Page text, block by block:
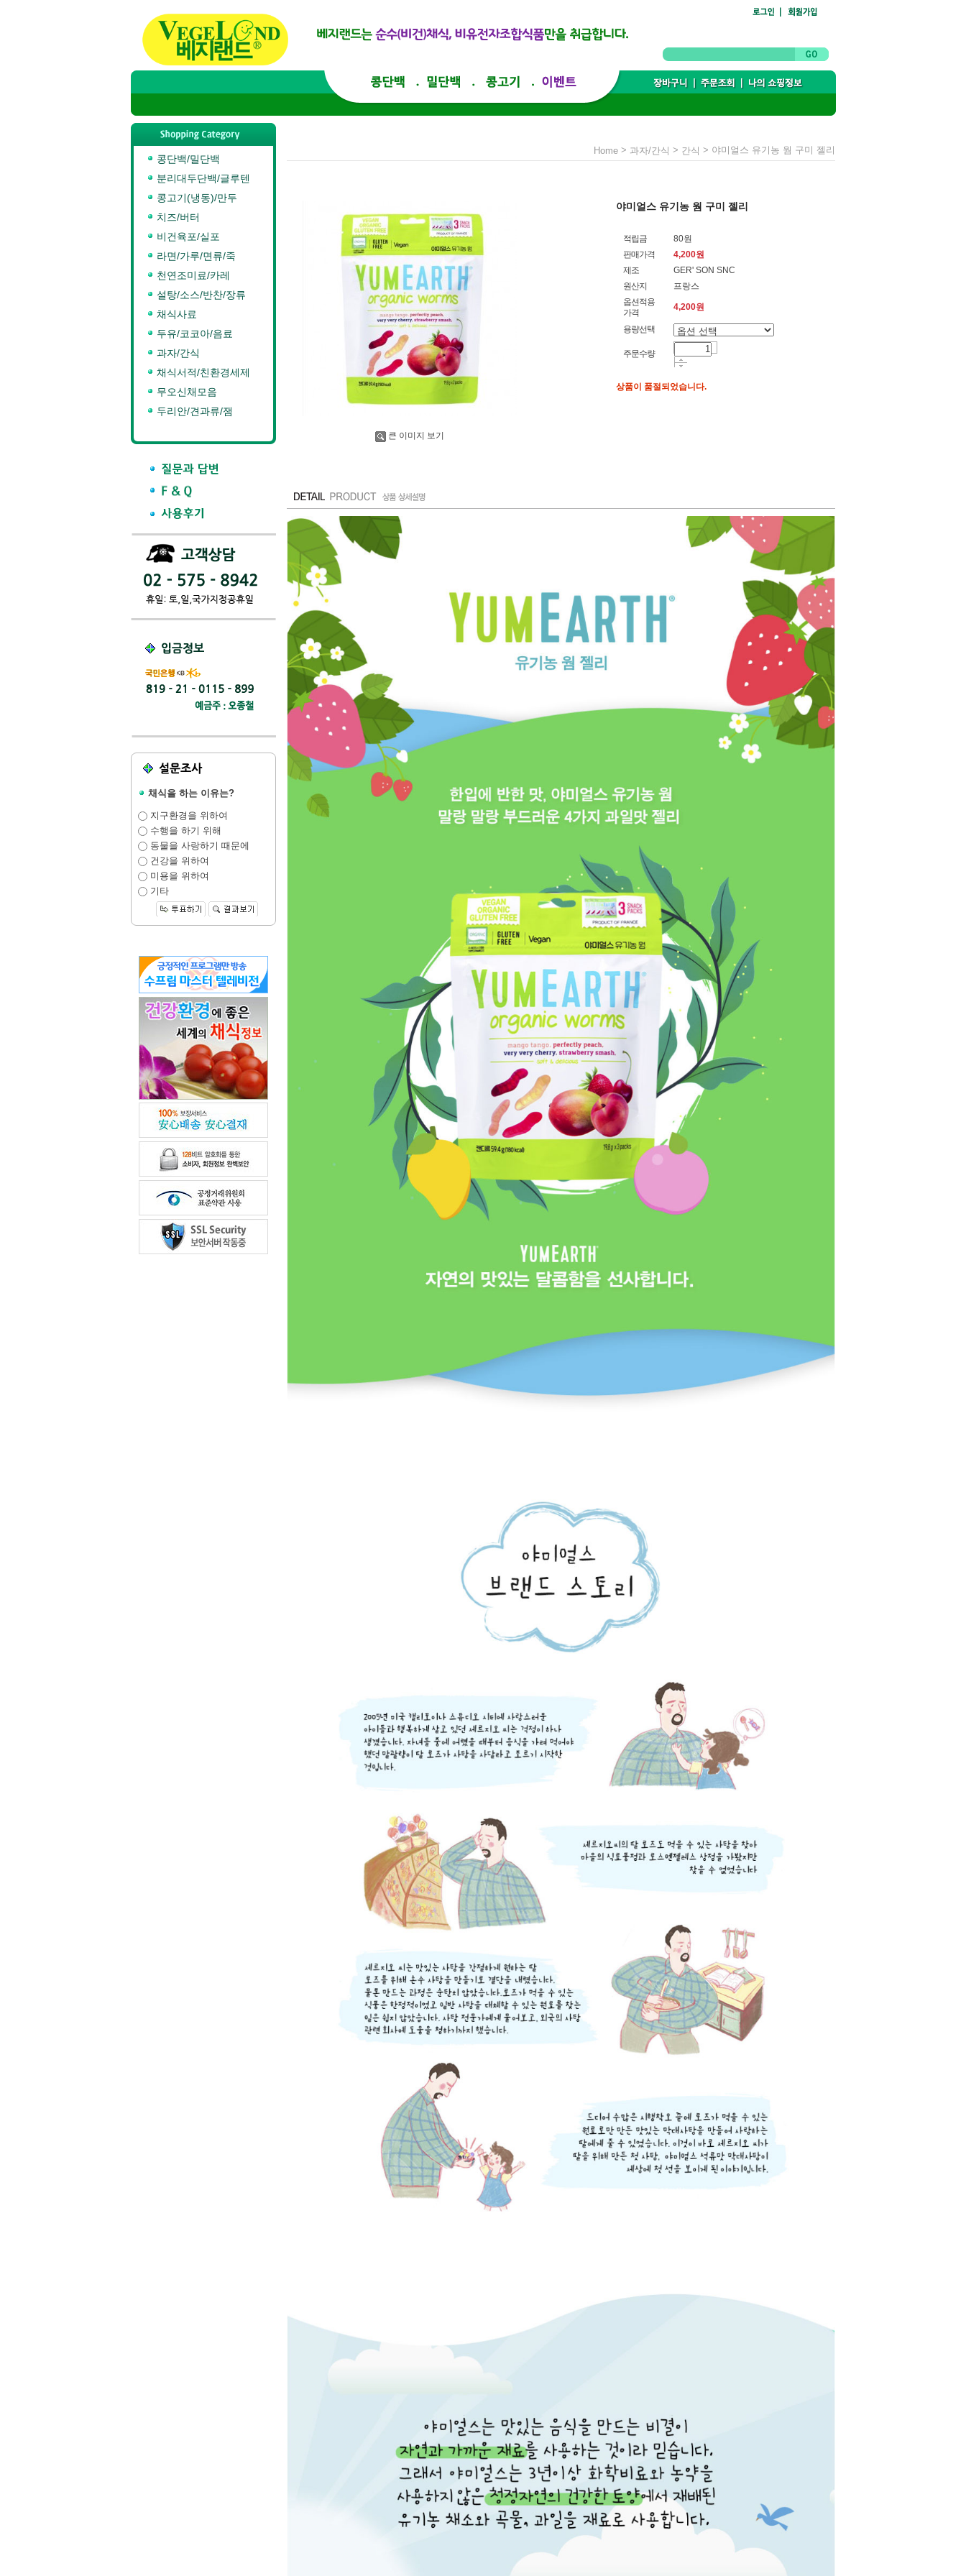
콩단백/밀단백
분리대두단백/글루텐
콩고기(냉동)/만두
치즈/버터
비건육포/실포
라면/가루/면류/죽
천연조미료/카레
설탕/소스/반찬/장류
채식사료
두유/코코아/음료
과자/간식
채식서적/친환경세제
무오신채모음
두리안/견과류/잼
채식을 하는 이유는?
지구환경을 위하여
수행을 하기 위해
동물을 사랑하기 때문에
건강을 위하여
미용을 위하여
기타
Home> 과자/간식 > 간식 > 야미얼스 유기농 웜 구미 젤리
큰 이미지 보기
야미얼스 유기농 웜 구미 젤리
적립금
80원
판매가격
4,200원
제조
GER' SON SNC
원산지
프랑스
옵션적용
가격
4,200원
용량선택
주문수량
상품이 품절되었습니다.